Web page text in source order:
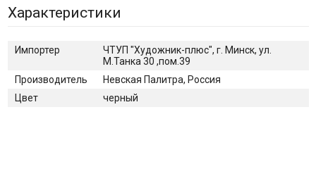
Характеристики
Импортер
ЧТУП "Художник-плюс", г. Минск, ул.
М.Танка 30 ,пом.39
Производитель
Невская Палитра, Россия
Цвет
черный